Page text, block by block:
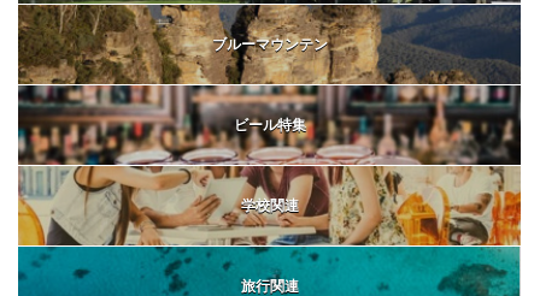
ブルーマウンテン
ビール特集
学校関連
旅行関連